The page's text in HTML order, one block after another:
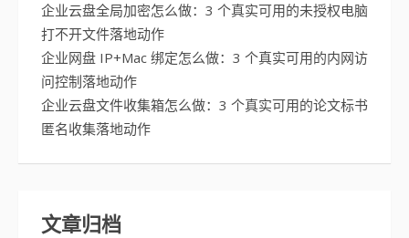
企业云盘全局加密怎么做：3 个真实可用的未授权电脑
打不开文件落地动作
企业网盘 IP+Mac 绑定怎么做：3 个真实可用的内网访
问控制落地动作
企业云盘文件收集箱怎么做：3 个真实可用的论文标书
匿名收集落地动作
文章归档